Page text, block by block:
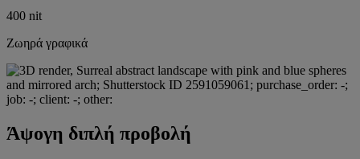
400 nit
Ζωηρά γραφικά
Άψογη διπλή προβολή